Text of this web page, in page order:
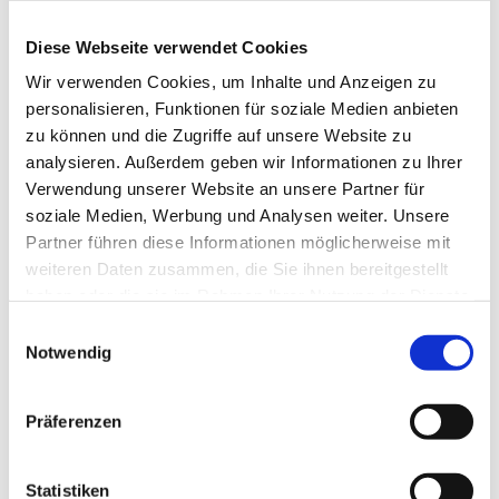
Diese Webseite verwendet Cookies
Wir verwenden Cookies, um Inhalte und Anzeigen zu
personalisieren, Funktionen für soziale Medien anbieten
zu können und die Zugriffe auf unsere Website zu
analysieren. Außerdem geben wir Informationen zu Ihrer
Verwendung unserer Website an unsere Partner für
soziale Medien, Werbung und Analysen weiter. Unsere
Partner führen diese Informationen möglicherweise mit
weiteren Daten zusammen, die Sie ihnen bereitgestellt
Notwendig
Präferenzen
Statistiken
interessante Erlebniswege. Für die ganze Familie.
Oder Sie nutzen unseren Verleih von Rädern.
Cityräder. Trekkingräder. Mountainbikes. Kostenlos
als unser Gast. E-Bikes gibt es gegen eine kleine
Gebühr. Nordic-Walking-Stöcke ebenfalls
kostenlos. Ein guter Start in Ihren Aktivurlaub.
Healthy Hiking Arrangement im
Hotel Garmisch
Ein besonderes Angebot vom Staudacherhof. Das
Wandern ist gesund! Ein großes Paket voller
Aktivitäten und Entspannung. Buchen Sie bis zwei
Wochen vor der Anreise, um sich einen Platz zu